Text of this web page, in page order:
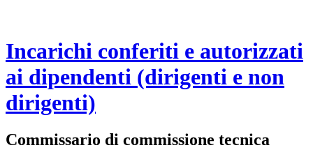
Incarichi conferiti e autorizzati
ai dipendenti (dirigenti e non
dirigenti)
Commissario di commissione tecnica